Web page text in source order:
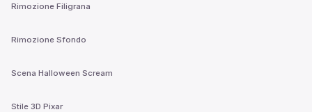
Rimozione Filigrana
Rimozione Sfondo
Scena Halloween Scream
Stile 3D Pixar